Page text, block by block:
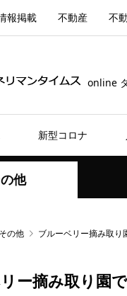
報掲載 不動産 不
online
新型コロナ
他
その他 ブルーベリー摘み取り
ー摘み取り園